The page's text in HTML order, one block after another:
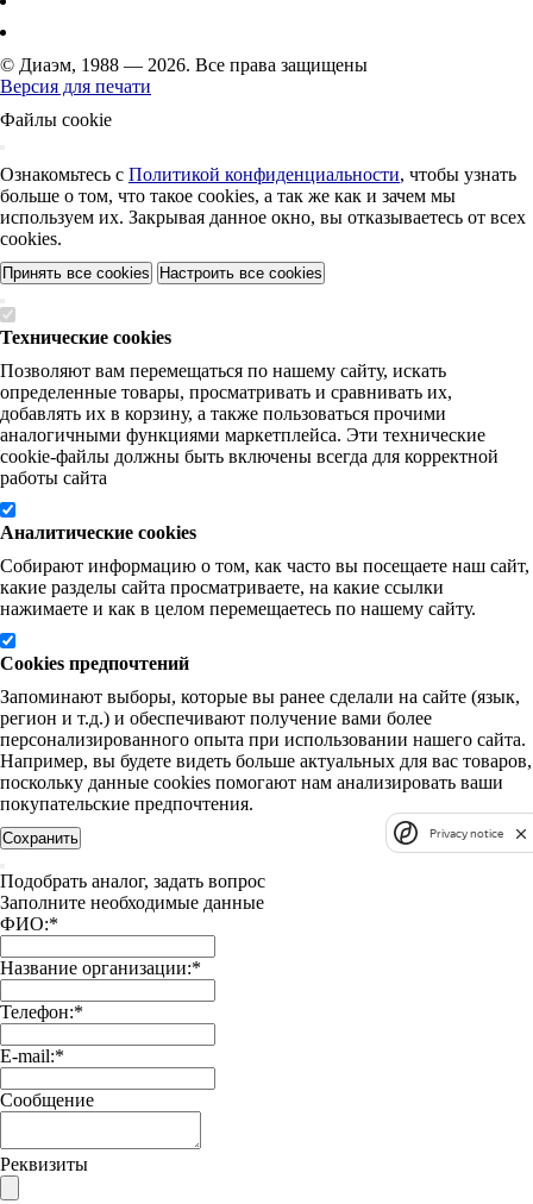
© Диаэм, 1988 — 2026. Все права защищены
Версия для печати
Файлы cookie
Ознакомьтесь с Политикой конфиденциальности, чтобы узнать
больше о том, что такое cookies, а так же как и зачем мы
используем их. Закрывая данное окно, вы отказываетесь от всех
cookies.
Принять все cookies Настроить все cookies
Технические cookies
Позволяют вам перемещаться по нашему сайту, искать
определенные товары, просматривать и сравнивать их,
добавлять их в корзину, а также пользоваться прочими
аналогичными функциями маркетплейса. Эти технические
cookie-файлы должны быть включены всегда для корректной
работы сайта
Аналитические cookies
Собирают информацию о том, как часто вы посещаете наш сайт,
какие разделы сайта просматриваете, на какие ссылки
нажимаете и как в целом перемещаетесь по нашему сайту.
Cookies предпочтений
Запоминают выборы, которые вы ранее сделали на сайте (язык,
регион и т.д.) и обеспечивают получение вами более
персонализированного опыта при использовании нашего сайта.
Например, вы будете видеть больше актуальных для вас товаров,
поскольку данные cookies помогают нам анализировать ваши
покупательские предпочтения.
Сохранить
Подобрать аналог, задать вопрос
Заполните необходимые данные
ФИО:*
Название организации:*
Телефон:*
E-mail:*
Сообщение
Реквизиты
Privacy notice